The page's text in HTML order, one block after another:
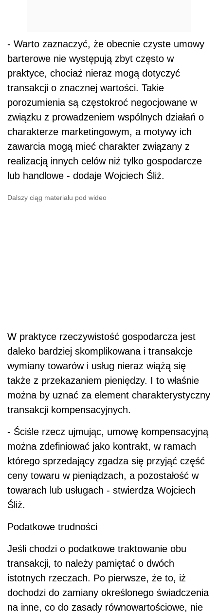
- Warto zaznaczyć, że obecnie czyste umowy
barterowe nie występują zbyt często w
praktyce, chociaż nieraz mogą dotyczyć
transakcji o znacznej wartości. Takie
porozumienia są częstokroć negocjowane w
związku z prowadzeniem wspólnych działań o
charakterze marketingowym, a motywy ich
zawarcia mogą mieć charakter związany z
realizacją innych celów niż tylko gospodarcze
lub handlowe - dodaje Wojciech Śliż.
Dalszy ciąg materiału pod wideo
W praktyce rzeczywistość gospodarcza jest
daleko bardziej skomplikowana i transakcje
wymiany towarów i usług nieraz wiążą się
także z przekazaniem pieniędzy. I to właśnie
można by uznać za element charakterystyczny
transakcji kompensacyjnych.
- Ściśle rzecz ujmując, umowę kompensacyjną
można zdefiniować jako kontrakt, w ramach
którego sprzedający zgadza się przyjąć część
ceny towaru w pieniądzach, a pozostałość w
towarach lub usługach - stwierdza Wojciech
Śliż.
Podatkowe trudności
Jeśli chodzi o podatkowe traktowanie obu
transakcji, to należy pamiętać o dwóch
istotnych rzeczach. Po pierwsze, że to, iż
dochodzi do zamiany określonego świadczenia
na inne, co do zasady równowartościowe, nie